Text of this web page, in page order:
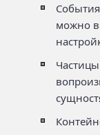
можно